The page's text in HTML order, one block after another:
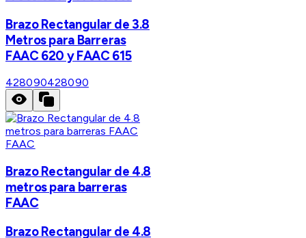
Brazo Rectangular de 3.8
Metros para Barreras
FAAC 620 y FAAC 615
428090428090
FAAC
Brazo Rectangular de 4.8
metros para barreras
FAAC
Brazo Rectangular de 4.8